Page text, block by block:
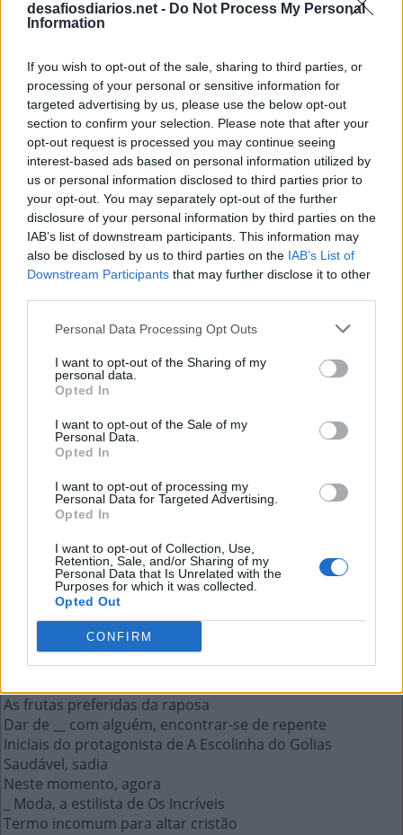
desafiosdiarios.net - Do Not Process My Personal
Information
If you wish to opt-out of the sale, sharing to third parties, or
processing of your personal or sensitive information for
targeted advertising by us, please use the below opt-out
section to confirm your selection. Please note that after your
opt-out request is processed you may continue seeing
interest-based ads based on personal information utilized by
us or personal information disclosed to third parties prior to
your opt-out. You may separately opt-out of the further
disclosure of your personal information by third parties on the
IAB’s list of downstream participants. This information may
also be disclosed by us to third parties on the IAB’s List of
Downstream Participants that may further disclose it to other
Personal Data Processing Opt Outs
I want to opt-out of the Sharing of my
personal data.
Opted In
I want to opt-out of the Sale of my
Personal Data.
Opted In
I want to opt-out of processing my
Personal Data for Targeted Advertising.
Opted In
I want to opt-out of Collection, Use,
Retention, Sale, and/or Sharing of my
Personal Data that Is Unrelated with the
Purposes for which it was collected.
Opted Out
CONFIRM
Neste momento, agora
A resposta a esta pergunta:
Á
Mais respostas deste quebra-cabeça:
Labrador, siamês e buldogue são exemplos de __
Personagem que espelha Medeia em Gota D'Água
Marsupial comum no Nordeste do Brasil, sariguê
Atacadista cujo nome soa como a planta do palmito
Mídia em disco em que se gravam filmes
Parte de metal no centro do pneu de carro
As frutas preferidas da raposa
Dar de __ com alguém, encontrar-se de repente
Iniciais do protagonista de A Escolinha do Golias
Saudável, sadia
Neste momento, agora
_ Moda, a estilista de Os Incríveis
Termo incomum para altar cristão